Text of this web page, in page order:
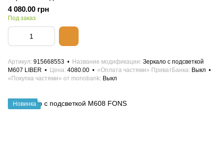
4 080.00 грн
Под заказ
Артикул 915668553 Название модификации Зеркало с подсветкой
M607 LIBER
Цена 4080.00 «Оплата частями» ПриватБанка Выкл
«Покупка частями» от monobank Выкл
Новинка